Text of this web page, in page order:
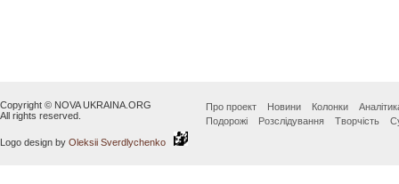
Copyright © NOVA UKRAINA.ORG
All rights reserved.
Logo design by Oleksii Sverdlychenko
Про проект Новини Колонки
Подорожі
Розслідування Творчість